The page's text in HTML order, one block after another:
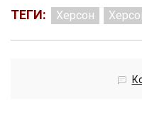
ТЕГИ: Херсон